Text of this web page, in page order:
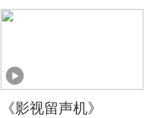
《影视留声机》